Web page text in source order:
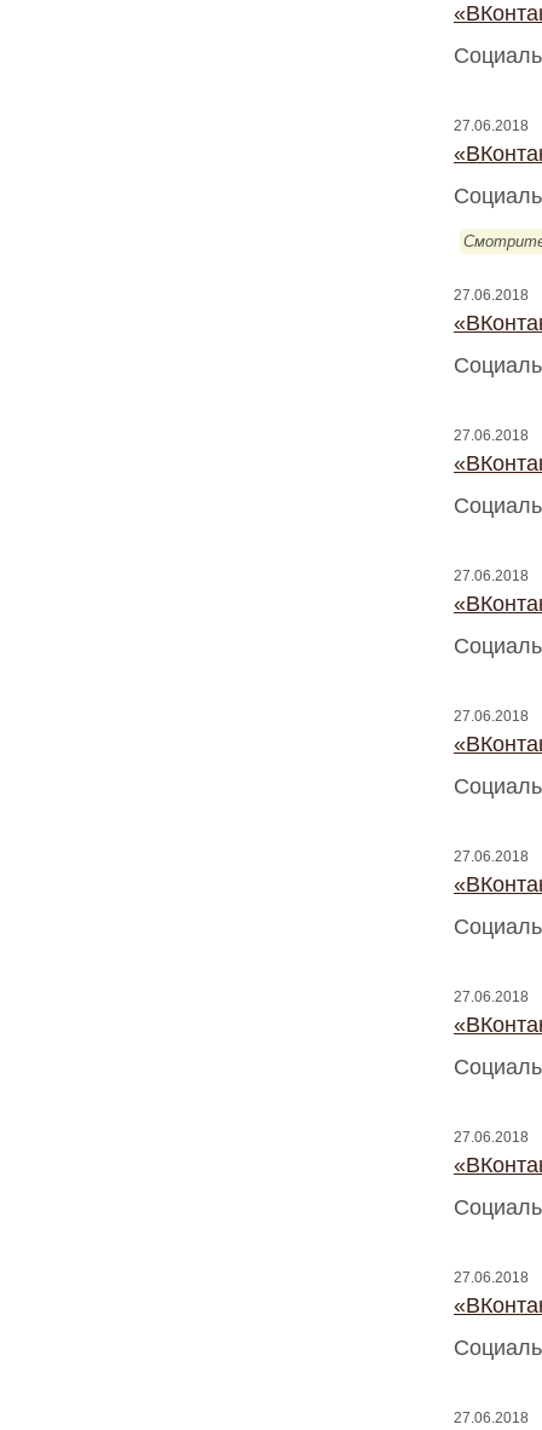
27.06.2018
27.06.2018
27.06.2018
27.06.2018
27.06.2018
27.06.2018
27.06.2018
27.06.2018
27.06.2018
27.06.2018